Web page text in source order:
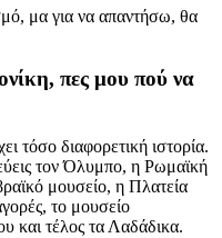
μα για να απαντήσω, θα
πες μου πού να
τόσο διαφορετική ιστορία.
τον Όλυμπο, η Ρωμαϊκή
μουσείο, η Πλατεία
το μουσείο
και τέλος τα Λαδάδικα.